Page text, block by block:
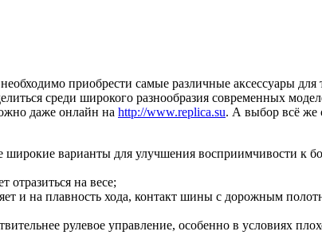
приобрести самые различные аксессуары для
среди широкого разнообразия современных
даже онлайн на http://www.replica.su. А выбор всё же
варианты для улучшения восприимчивости к
на весе;
и на плавность хода, контакт шины с дорожным
рулевое управление, особенно в условиях